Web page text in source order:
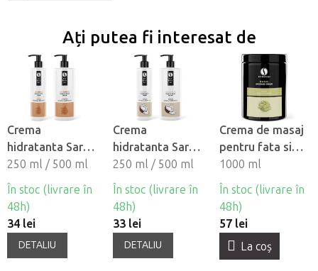
Ați putea fi interesat de
Crema
hidratanta Sara
Beauty Spa -
Vitamina E
250 ml / 500 ml
În stoc (livrare în
48h)
34 lei
DETALIU
Crema
hidratanta Sara
Beauty Spa -
Cocos
250 ml / 500 ml
În stoc (livrare în
48h)
33 lei
DETALIU
Crema de masaj
pentru fata si
corp Sara Beauty
Spa - Basic
1000 ml
În stoc (livrare în
48h)
57 lei
La coş